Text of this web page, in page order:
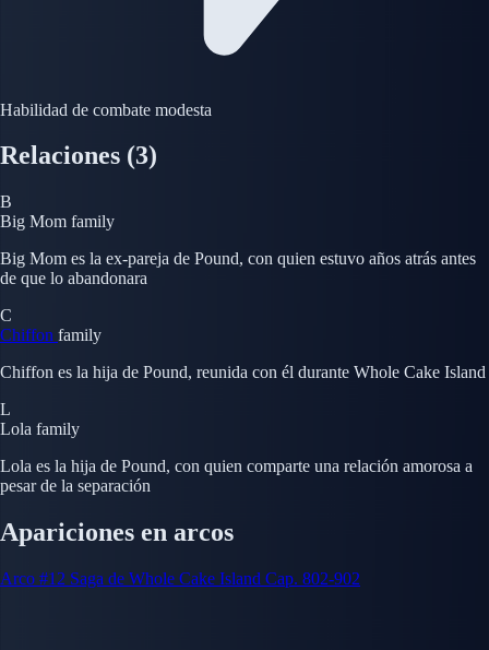
Habilidad de combate modesta
Relaciones (3)
B
Big Mom family
Big Mom es la ex-pareja de Pound, con quien estuvo años atrás antes
de que lo abandonara
C
Chiffon family
Chiffon es la hija de Pound, reunida con él durante Whole Cake Island
L
Lola family
Lola es la hija de Pound, con quien comparte una relación amorosa a
pesar de la separación
Apariciones en arcos
Arco #12 Saga de Whole Cake Island Cap. 802-902